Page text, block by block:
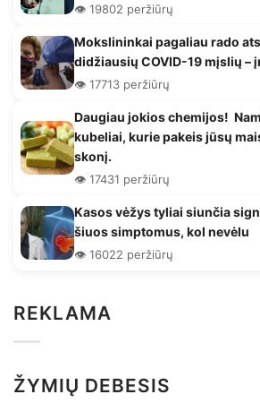
👁️ 19802 peržiūrų
Mokslininkai pagaliau rado
didžiausių COVID-19 mįslių –
👁️ 17713 peržiūrų
Daugiau jokios chemijos!
kubeliai, kurie pakeis jūsų
skonį.
👁️ 17431 peržiūrų
Kasos vėžys tyliai siunčia
šiuos simptomus, kol nevėlu
👁️ 16022 peržiūrų
REKLAMA
ŽYMIŲ DEBESIS